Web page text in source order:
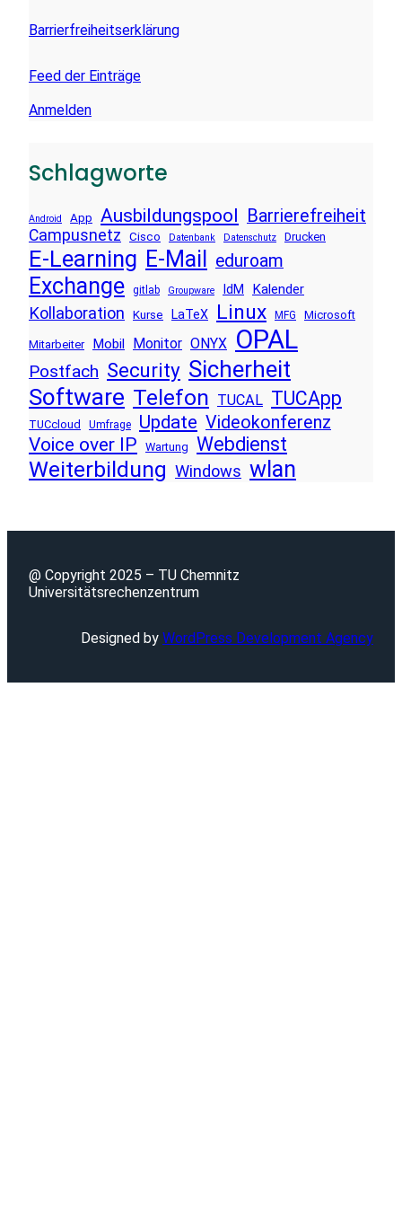
Barrierfreiheitserklärung
Feed der Einträge
Anmelden
Schlagworte
Android App Ausbildungspool Barrierefreiheit
Campusnetz Cisco Datenbank Datenschutz Drucken
E-Learning E-Mail eduroam
Exchange gitlab Groupware IdM Kalender
Kollaboration Kurse LaTeX Linux MFG Microsoft
Mitarbeiter Mobil Monitor ONYX OPAL
Postfach Security Sicherheit
Software Telefon TUCAL TUCApp
TUCcloud Umfrage Update Videokonferenz
Voice over IP Wartung Webdienst
Weiterbildung Windows wlan
@ Copyright 2025 – TU Chemnitz
Universitätsrechenzentrum
Designed by WordPress Development Agency